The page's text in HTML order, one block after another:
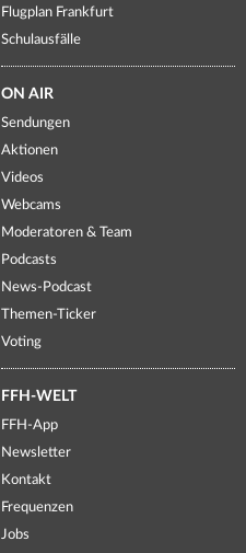
Flugplan Frankfurt
Schulausfälle
ON AIR
Sendungen
Aktionen
Videos
Webcams
Moderatoren & Team
Podcasts
News-Podcast
Themen-Ticker
Voting
FFH-WELT
FFH-App
Newsletter
Kontakt
Frequenzen
Jobs